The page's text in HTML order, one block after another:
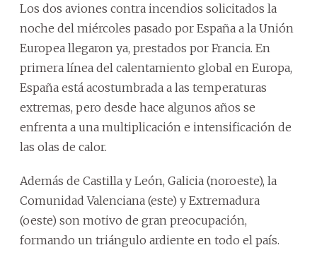
Los dos aviones contra incendios solicitados la
noche del miércoles pasado por España a la Unión
Europea llegaron ya, prestados por Francia. En
primera línea del calentamiento global en Europa,
España está acostumbrada a las temperaturas
extremas, pero desde hace algunos años se
enfrenta a una multiplicación e intensificación de
las olas de calor.
Además de Castilla y León, Galicia (noroeste), la
Comunidad Valenciana (este) y Extremadura
(oeste) son motivo de gran preocupación,
formando un triángulo ardiente en todo el país.